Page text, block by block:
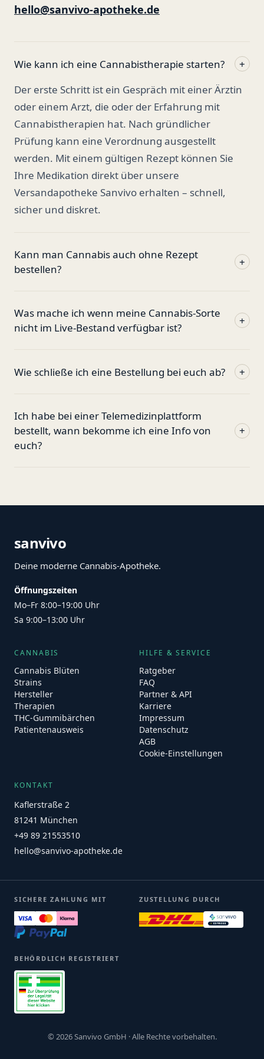
hello@sanvivo-apotheke.de
Wie kann ich eine Cannabistherapie starten?
+
Der erste Schritt ist ein Gespräch mit einer Ärztin
oder einem Arzt, die oder der Erfahrung mit
Cannabistherapien hat. Nach gründlicher
Prüfung kann eine Verordnung ausgestellt
werden. Mit einem gültigen Rezept können Sie
Ihre Medikation direkt über unsere
Versandapotheke Sanvivo erhalten – schnell,
sicher und diskret.
Kann man Cannabis auch ohne Rezept
bestellen?
+
Was mache ich wenn meine Cannabis-Sorte
nicht im Live-Bestand verfügbar ist?
+
Wie schließe ich eine Bestellung bei euch ab? +
Ich habe bei einer Telemedizinplattform
bestellt, wann bekomme ich eine Info von
euch?
+
sanvivo
Deine moderne Cannabis-Apotheke.
Öffnungszeiten
Mo–Fr 8:00–19:00 Uhr
Sa 9:00–13:00 Uhr
CANNABIS
Cannabis Blüten
Strains
Hersteller
Therapien
THC-Gummibärchen
Patientenausweis
HILFE & SERVICE
Ratgeber
FAQ
Partner & API
Karriere
Impressum
Datenschutz
AGB
Cookie-Einstellungen
KONTAKT
Kaflerstraße 2
81241 München
+49 89 21553510
hello@sanvivo-apotheke.de
SICHERE ZAHLUNG MIT ZUSTELLUNG DURCH
BEHÖRDLICH REGISTRIERT
© 2026 Sanvivo GmbH · Alle Rechte vorbehalten.